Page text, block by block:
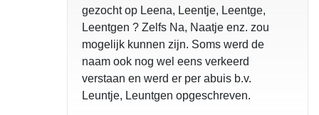
gezocht op Leena, Leentje, Leentge,
Leentgen ? Zelfs Na, Naatje enz. zou
mogelijk kunnen zijn. Soms werd de
naam ook nog wel eens verkeerd
verstaan en werd er per abuis b.v.
Leuntje, Leuntgen opgeschreven.